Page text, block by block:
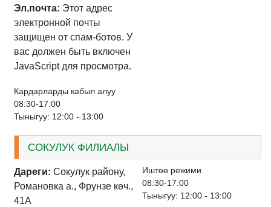
Эл.почта: Этот адрес
электронной почты
защищен от спам-ботов. У
вас должен быть включен
JavaScript для просмотра.
Кардарларды кабыл алуу
08:30-17:00
Тыныгуу: 12:00 - 13:00
СОКУЛУК ФИЛИАЛЫ
Дареги: Сокулук району,
Романовка а., Фрунзе кѳч.,
41А
Иштѳѳ режими
08:30-17:00
Тыныгуу: 12:00 - 13:00